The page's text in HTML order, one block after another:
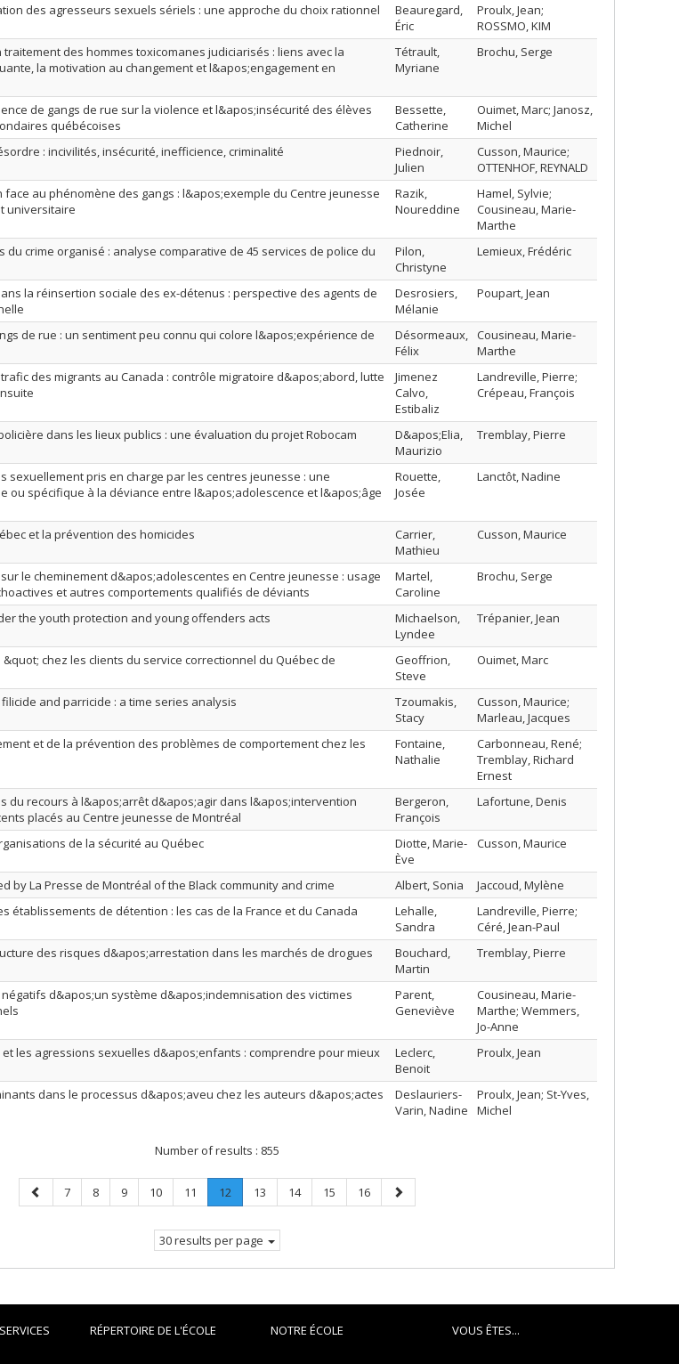
des agresseurs sexuels sériels : une approche du choix rationnel
Beauregard,
Éric
Proulx, Jean;
ROSSMO, KIM
des hommes toxicomanes judiciarisés : liens avec la
la motivation au changement et l&apos;engagement en
Tétrault,
Myriane
Brochu, Serge
de gangs de rue sur la violence et l&apos;insécurité des élèves
québécoises
Bessette,
Catherine
Ouimet, Marc; Janosz,
Michel
: incivilités, insécurité, inefficience, criminalité
Piednoir,
Julien
Cusson, Maurice;
OTTENHOF, REYNALD
au phénomène des gangs : l&apos;exemple du Centre jeunesse
universitaire
Razik,
Noureddine
Hamel, Sylvie;
Cousineau, Marie-
Marthe
du crime organisé : analyse comparative de 45 services de police du
Pilon,
Christyne
Lemieux, Frédéric
la réinsertion sociale des ex-détenus : perspective des agents de
Desrosiers,
Mélanie
Poupart, Jean
de rue : un sentiment peu connu qui colore l&apos;expérience de
Désormeaux,
Félix
Cousineau, Marie-
Marthe
des migrants au Canada : contrôle migratoire d&apos;abord, lutte
Jimenez
Calvo,
Estibaliz
Landreville, Pierre;
Crépeau, François
dans les lieux publics : une évaluation du projet Robocam
D&apos;Elia,
Maurizio
Tremblay, Pierre
sexuellement pris en charge par les centres jeunesse : une
ou spécifique à la déviance entre l&apos;adolescence et l&apos;âge
Rouette,
Josée
Lanctôt, Nadine
et la prévention des homicides
Carrier,
Mathieu
Cusson, Maurice
le cheminement d&apos;adolescentes en Centre jeunesse : usage
et autres comportements qualifiés de déviants
Martel,
Caroline
Brochu, Serge
the youth protection and young offenders acts
Michaelson,
Lyndee
Trépanier, Jean
chez les clients du service correctionnel du Québec de
Geoffrion,
Steve
Ouimet, Marc
and parricide : a time series analysis
Tzoumakis,
Stacy
Cusson, Maurice;
Marleau, Jacques
et de la prévention des problèmes de comportement chez les
Fontaine,
Nathalie
Carbonneau, René;
Tremblay, Richard
Ernest
du recours à l&apos;arrêt d&apos;agir dans l&apos;intervention
placés au Centre jeunesse de Montréal
Bergeron,
François
Lafortune, Denis
de la sécurité au Québec
Diotte, Marie-
Ève
Cusson, Maurice
by La Presse de Montréal of the Black community and crime Albert, Sonia
Jaccoud, Mylène
établissements de détention : les cas de la France et du Canada
Lehalle,
Sandra
Landreville, Pierre;
Céré, Jean-Paul
des risques d&apos;arrestation dans les marchés de drogues
Bouchard,
Martin
Tremblay, Pierre
d&apos;un système d&apos;indemnisation des victimes
Parent,
Geneviève
Cousineau, Marie-
Marthe; Wemmers,
Jo-Anne
les agressions sexuelles d&apos;enfants : comprendre pour mieux
Leclerc,
Benoit
Proulx, Jean
dans le processus d&apos;aveu chez les auteurs d&apos;actes
Deslauriers-
Varin, Nadine
Proulx, Jean; St-Yves,
Michel
Number of results : 855
Previous
page
Page
7 Page
8 Page
9 Page
10 Page
11 Page
12.
Current
Page
13 Page
14 Page
15 Page
16
Next
page
30 results per page
RÉPERTOIRE DE L'ÉCOLE NOTRE ÉCOLE VOUS ÊTES...